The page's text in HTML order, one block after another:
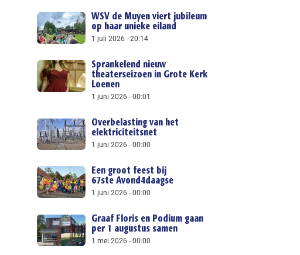
WSV de Muyen viert jubileum
op haar unieke eiland
1 juli 2026 20:14
Sprankelend nieuw
theaterseizoen in Grote Kerk
Loenen
1 juni 2026 00:01
Overbelasting van het
elektriciteitsnet
1 juni 2026 00:00
Een groot feest bij
67ste Avond4daagse
1 juni 2026 00:00
Graaf Floris en Podium gaan
per 1 augustus samen
1 mei 2026 00:00